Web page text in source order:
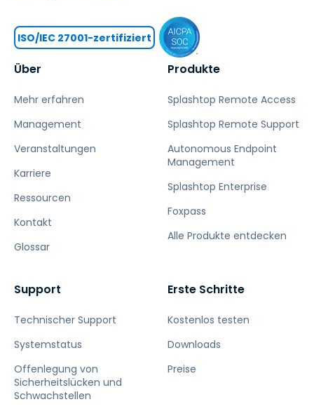
Über
Mehr erfahren
Management
Veranstaltungen
Karriere
Ressourcen
Kontakt
Glossar
Produkte
Splashtop Remote Access
Splashtop Remote Support
Autonomous Endpoint
Management
Splashtop Enterprise
Foxpass
Alle Produkte entdecken
Support
Technischer Support
Systemstatus
Offenlegung von
Sicherheitslücken und
Schwachstellen
Erste Schritte
Kostenlos testen
Downloads
Preise
ISO/IEC 27001-zertifiziert